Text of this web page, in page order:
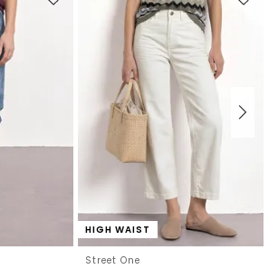
HIGH WAIST
Street One